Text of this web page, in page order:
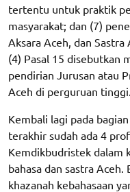
tertentu untuk praktik
masyarakat; dan (7)
Aksara Aceh, dan
(4) Pasal 15 disebutkan
pendirian Jurusan atau
Aceh di perguruan tinggi.
Kembali lagi pada
terakhir sudah ada 4
Kemdikbudristek dalam
bahasa dan sastra Aceh.
khazanah kebahasaan